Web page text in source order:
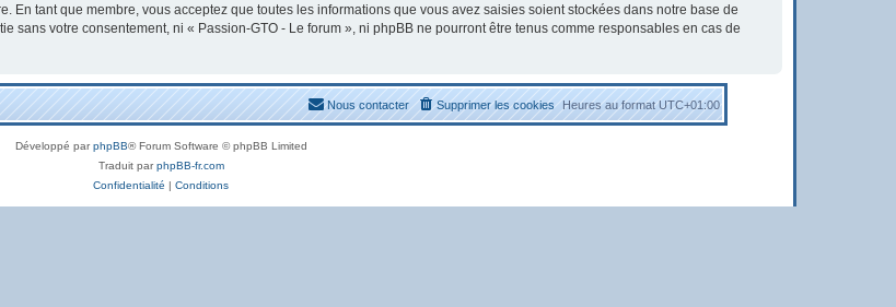
En tant que membre, vous acceptez que toutes les informations que vous avez saisies soient stockées dans notre base de
sans votre consentement, ni « Passion-GTO - Le forum », ni phpBB ne pourront être tenus comme responsables en cas de
Heures au formatUTC+01:00
Supprimer les cookies
Nous contacter
Développé parphpBB® Forum Software © phpBB Limited
Traduit parphpBB-fr.com
Confidentialité | Conditions